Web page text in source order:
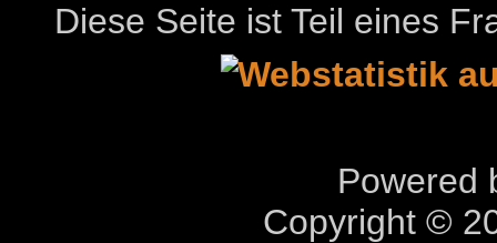
Diese Seite ist Teil eines
Powered
Copyright ©